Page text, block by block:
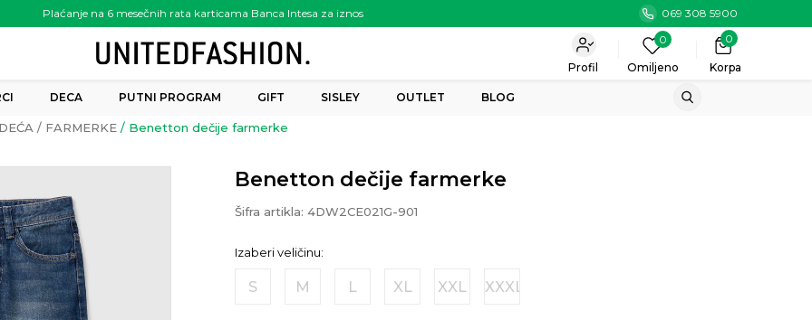
Plaćanje na 6 mesečnih rata karticama Banca Intesa za iznos
preko 6.000.00 rsd
069 308 5900
Korpa
0
0
Omiljeno
Profil
DECA PUTNI PROGRAM GIFT SISLEY OUTLET BLOG
FARMERKE Benetton dečije farmerke
Benetton dečije farmerke
Šifra artikla: 4DW2CE021G-901
Izaberi veličinu:
S M L XL XXL XXXL